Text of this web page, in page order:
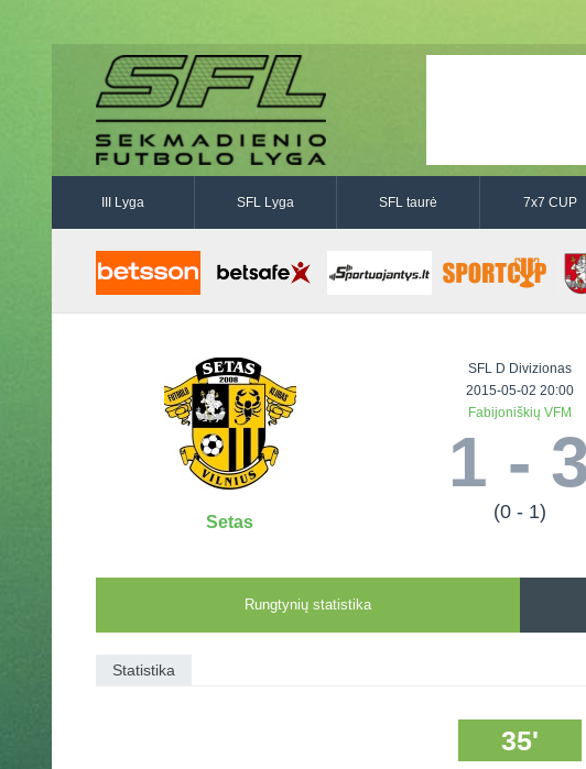
III Lyga SFL Lyga SFL taurė 7x7 CUP
Setas
SFL D Divizionas
2015-05-02 20:00
Fabijoniškių VFM
1 -
(0 - 1)
Rungtynių statistika
Statistika
35'